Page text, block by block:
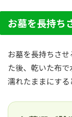
お墓を長持ち
お墓を長持ちさ
た後、乾いた布で
濡れたままにする